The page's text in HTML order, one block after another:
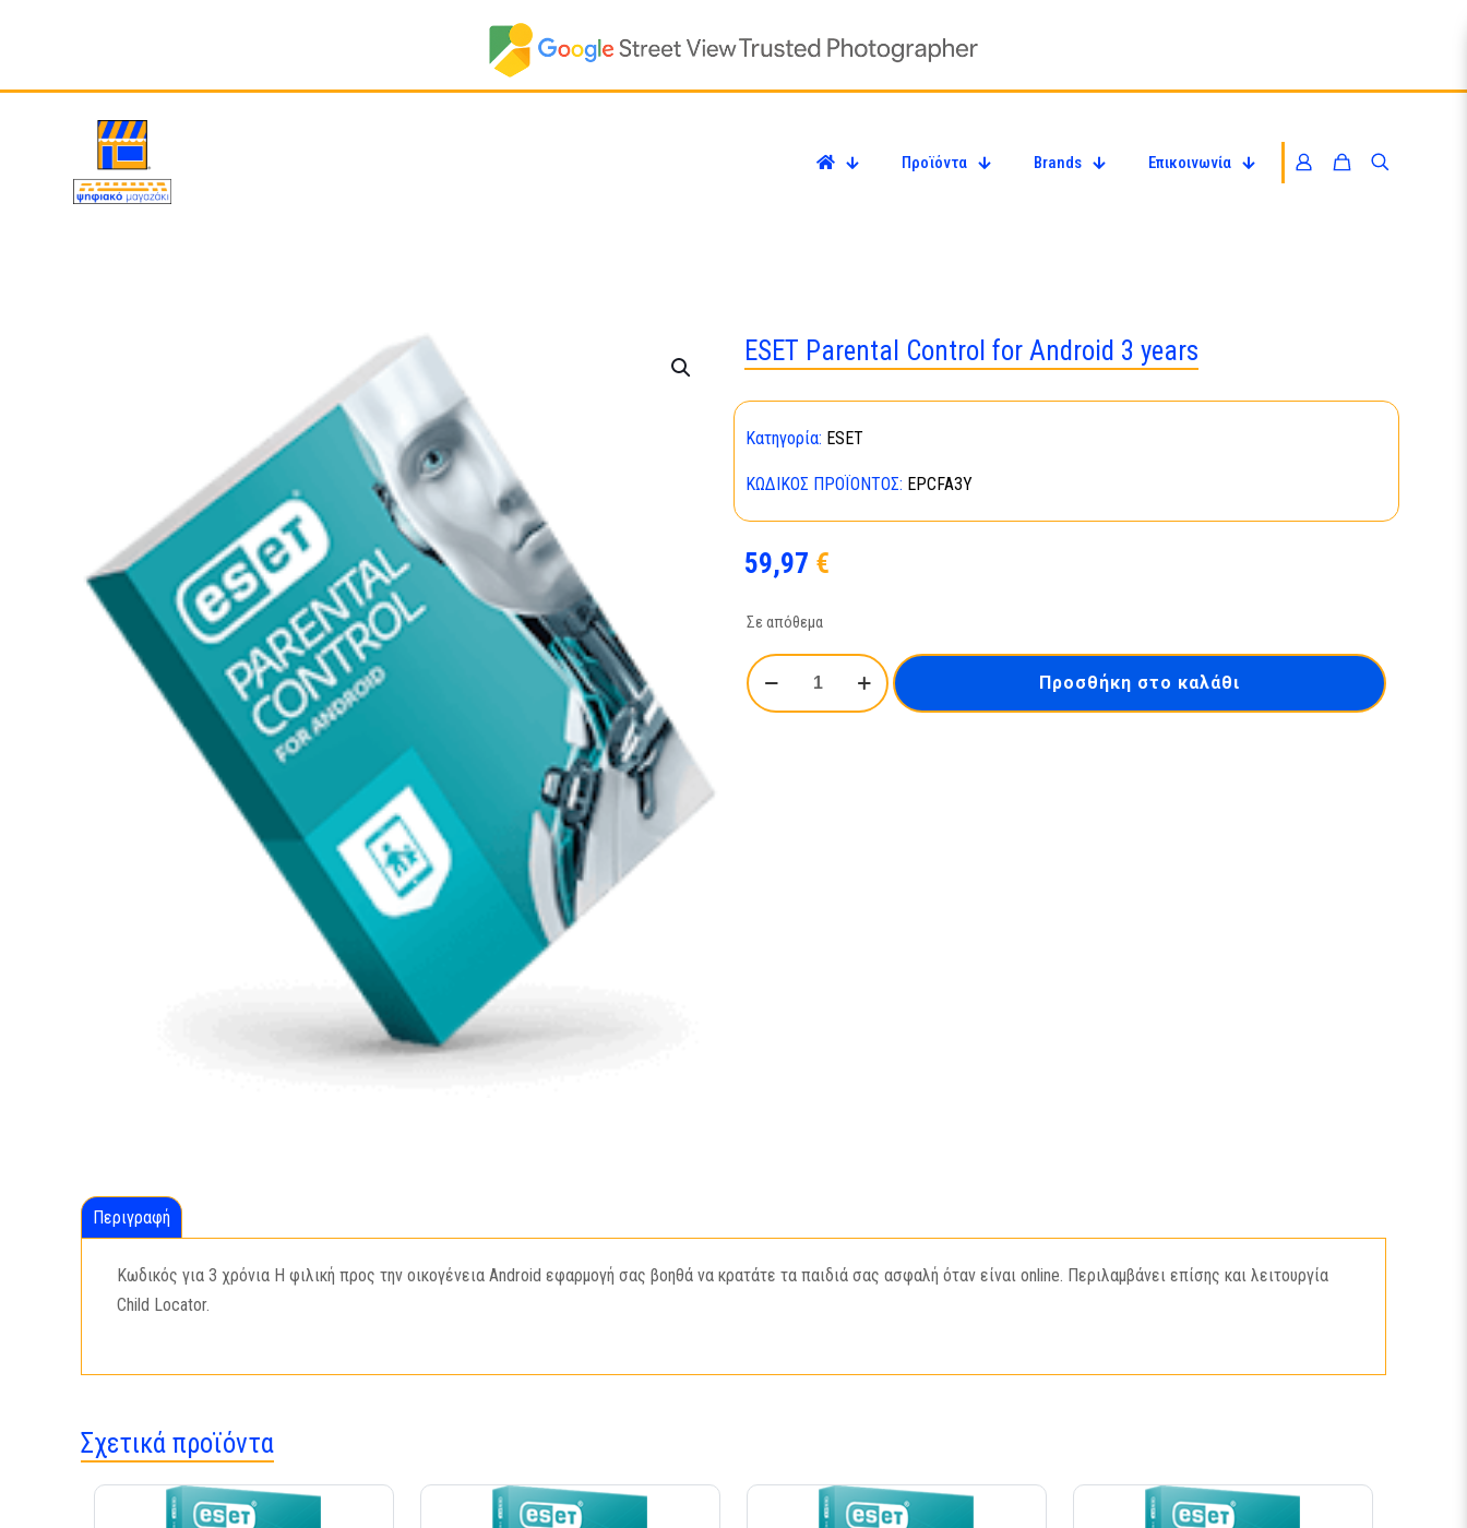
Προϊόντα Brands Επικοινωνία
ESET Parental Control for Android 3 years
Κατηγορία: ESET
ΚΩΔΙΚΌΣ ΠΡΟΪΌΝΤΟΣ: EPCFA3Y
59,97 €
Σε απόθεμα
ESET
Parental
Προσθήκη στο καλάθι
Περιγραφή
Κωδικός για 3 χρόνια Η φιλική προς την οικογένεια Android εφαρμογή σας βοηθά να κρατάτε τα παιδιά σας ασφαλή όταν είναι online. Περιλαμβάνει επίσης και λειτουργία
Child Locator.
Σχετικά προϊόντα